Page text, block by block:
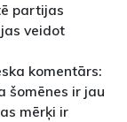
partijas
veidot
komentārs:
šomēnes ir jau
mērķi ir